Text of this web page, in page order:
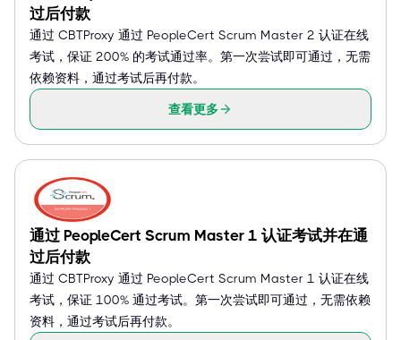
过后付款
通过 CBTProxy 通过 PeopleCert Scrum Master 2 认证在线
考试，保证 200% 的考试通过率。第一次尝试即可通过，无需
依赖资料，通过考试后再付款。
查看更多
通过 PeopleCert Scrum Master 1 认证考试并在通
过后付款
通过 CBTProxy 通过 PeopleCert Scrum Master 1 认证在线
考试，保证 100% 通过考试。第一次尝试即可通过，无需依赖
资料，通过考试后再付款。